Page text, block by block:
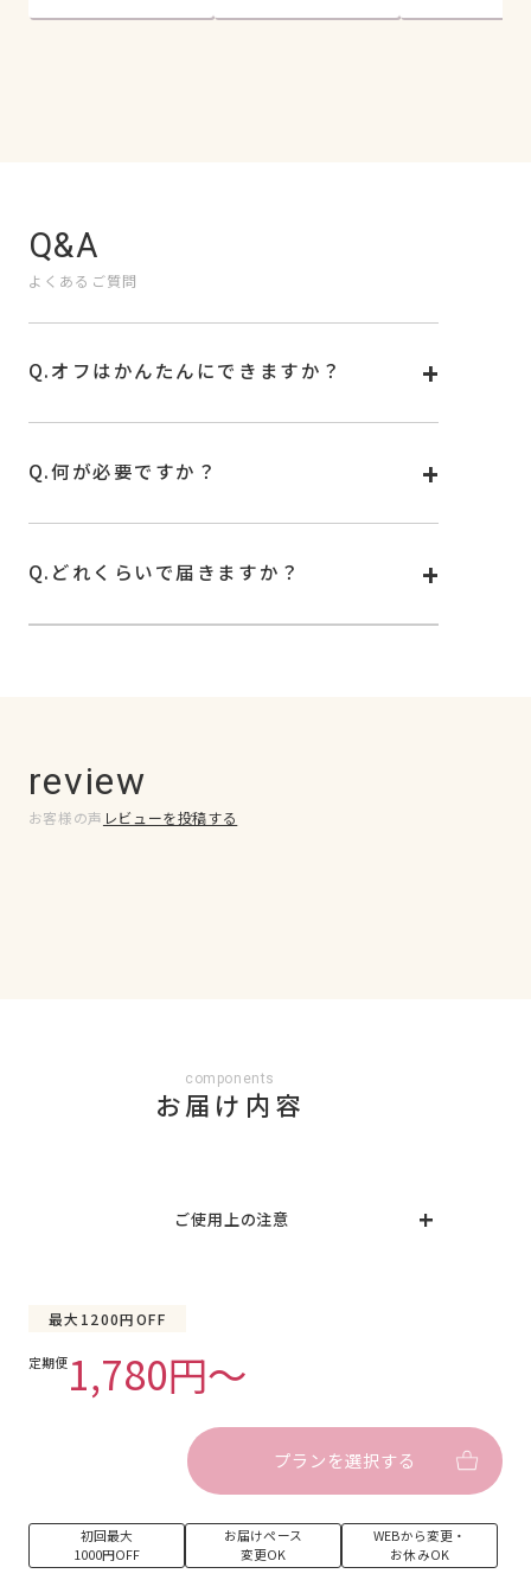
Q&A
よくあるご質問
Q.オフはかんたんにできますか？
で外せます。詳しい使い方はこちらをご覧くださ
Q.何が必要ですか？
お手持ちのUV/LEDランプもお使いいただけます。
Q. どれくらいで届きますか？
す。お住まいの地域や配送状況によっては、 お届
review
お客様の声 レビューを投稿する
components
お届け内容
ご使用上の注意
化して使用できなくなる場合があります。
がありますが、手のひらで温めていただくと柔らかく
なります。
弱くなります。ご使用前はせっけんで手をよく洗い、
アルコールパッドなどで爪と指の油分をしっかりふき
取ってください。また、接着面をできるだけ指で触ら
〇オフの際はネイルオイルなどを爪になじませ、付属
のウッドスティックでゆっくり剥がしてください。爪
を傷めますので絶対に無理にシールを剥がさないでく
最大1200円OFF
定期便1,780円〜
プランを選択する
初回最大
1000円OFF
お届けペース
変更OK
WEBから変更・
お休みOK